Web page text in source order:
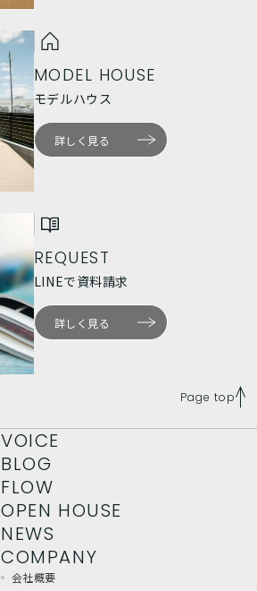
MODEL HOUSE
モデルハウス
詳しく見る
REQUEST
LINEで資料請求
詳しく見る
Page top
VOICE
BLOG
FLOW
OPEN HOUSE
NEWS
COMPANY
会社概要